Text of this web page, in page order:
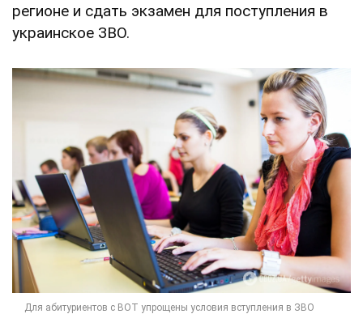
регионе и сдать экзамен для поступления в
украинское ЗВО.